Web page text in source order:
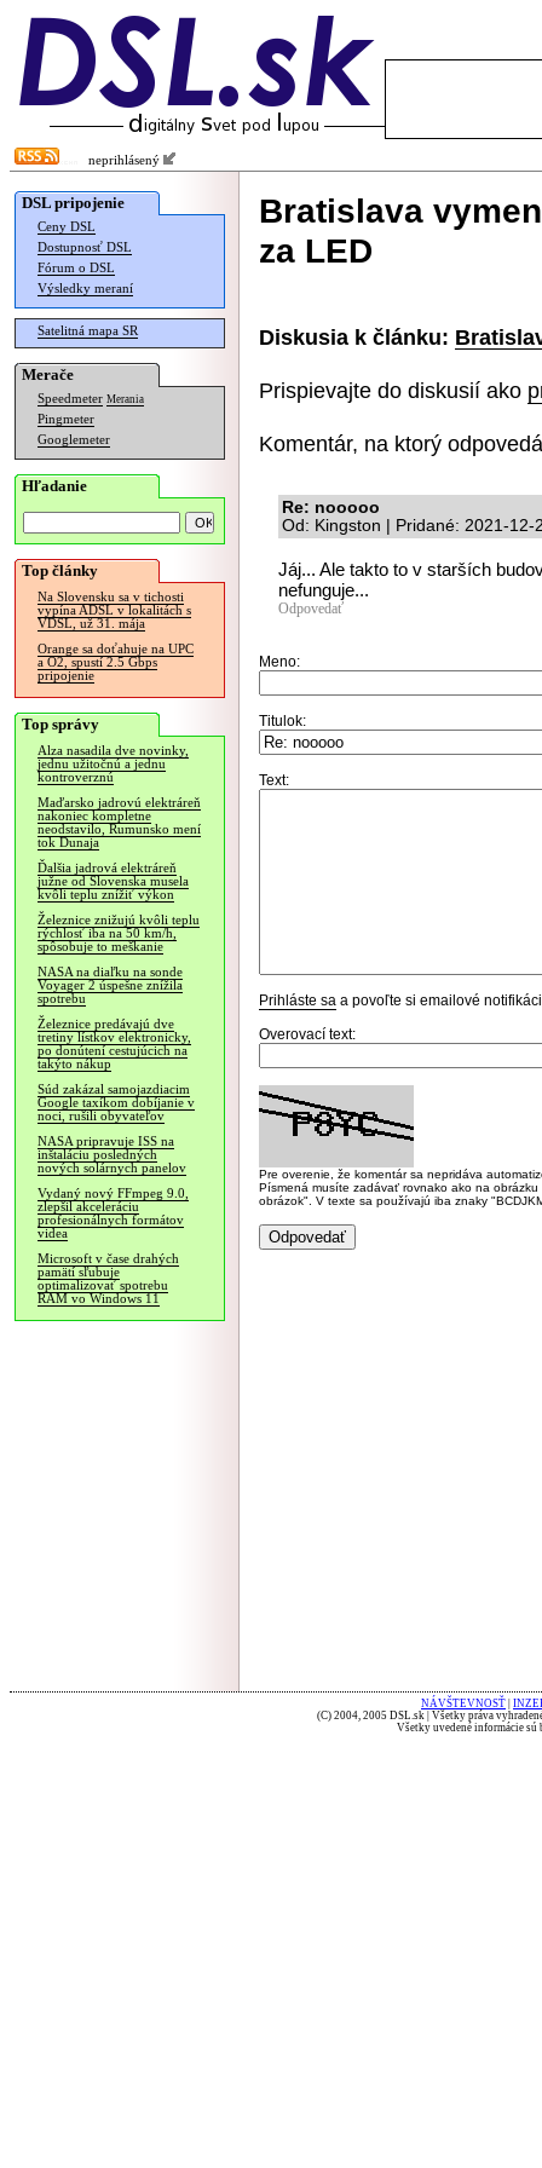
neprihlásený
DSL pripojenie
Ceny DSL
Dostupnosť DSL
Fórum o DSL
Výsledky meraní
Satelitná mapa SR
Merače
Speedmeter Merania
Pingmeter
Googlemeter
Hľadanie
Top články
Na Slovensku sa v tichosti
vypína ADSL v lokalitách s
VDSL, už 31. mája
Orange sa doťahuje na UPC
a O2, spustí 2.5 Gbps
pripojenie
Top správy
Alza nasadila dve novinky,
jednu užitočnú a jednu
kontroverznú
Maďarsko jadrovú elektráreň
nakoniec kompletne
neodstavilo, Rumunsko mení
tok Dunaja
Ďalšia jadrová elektráreň
južne od Slovenska musela
kvôli teplu znížiť výkon
Železnice znižujú kvôli teplu
rýchlosť iba na 50 km/h,
spôsobuje to meškanie
NASA na diaľku na sonde
Voyager 2 úspešne znížila
spotrebu
Železnice predávajú dve
tretiny lístkov elektronicky,
po donútení cestujúcich na
takýto nákup
Súd zakázal samojazdiacim
Google taxíkom dobíjanie v
noci, rušili obyvateľov
NASA pripravuje ISS na
inštaláciu posledných
nových solárnych panelov
Vydaný nový FFmpeg 9.0,
zlepšil akceleráciu
profesionálnych formátov
videa
Microsoft v čase drahých
pamätí sľubuje
optimalizovať spotrebu
RAM vo Windows 11
Bratislava
za LED
Diskusia k článku:
Prispievajte do diskusií ako
Komentár, na ktorý
Re: nooooo
Od: Kingston | Pridané: 2021-12-
Jáj... Ale takto to v starších
nefunguje...
Odpovedať
Meno:
Titulok:
Text:
Prihláste sa a povoľte si emailové
Overovací text:
Pre overenie, že komentár sa nepridáva
Písmená musíte zadávať rovnako ako na
obrázok". V texte sa používajú iba znaky
NÁVŠTEVNOSŤ
(C) 2004, 2005 DSL.sk | Všetky práva
Všetky uvedené informácie sú